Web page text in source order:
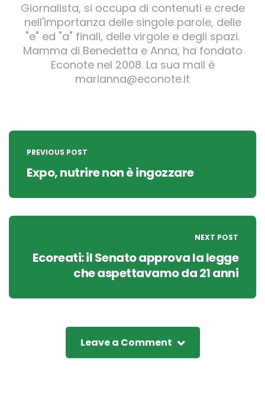
Giornalista, si occupa di contenuti e crede
nell'importanza delle singole parole, delle
"e" ed "a" finali, delle virgole e degli spazi.
Mamma di Benedetta e Anna, ha fondato
Econote nel 2008. La sua mail è
marianna@econote.it
Post
navigation
PREVIOUS POST
Expo, nutrire non è ingozzare
NEXT POST
Ecoreati: il Senato approva la legge
che aspettavamo da 21 anni
Leave a Comment